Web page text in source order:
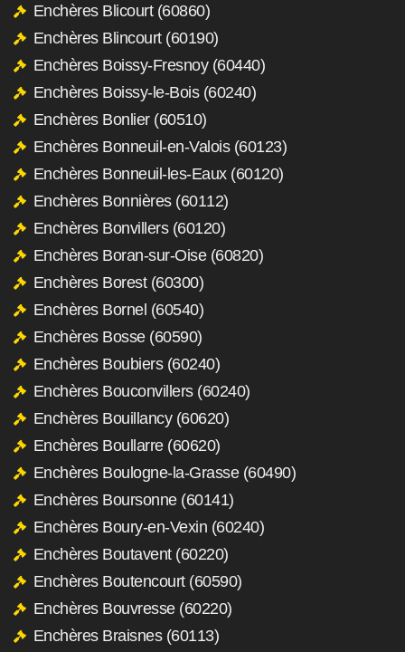
Enchères Blicourt (60860)
Enchères Blincourt (60190)
Enchères Boissy-Fresnoy (60440)
Enchères Boissy-le-Bois (60240)
Enchères Bonlier (60510)
Enchères Bonneuil-en-Valois (60123)
Enchères Bonneuil-les-Eaux (60120)
Enchères Bonnières (60112)
Enchères Bonvillers (60120)
Enchères Boran-sur-Oise (60820)
Enchères Borest (60300)
Enchères Bornel (60540)
Enchères Bosse (60590)
Enchères Boubiers (60240)
Enchères Bouconvillers (60240)
Enchères Bouillancy (60620)
Enchères Boullarre (60620)
Enchères Boulogne-la-Grasse (60490)
Enchères Boursonne (60141)
Enchères Boury-en-Vexin (60240)
Enchères Boutavent (60220)
Enchères Boutencourt (60590)
Enchères Bouvresse (60220)
Enchères Braisnes (60113)